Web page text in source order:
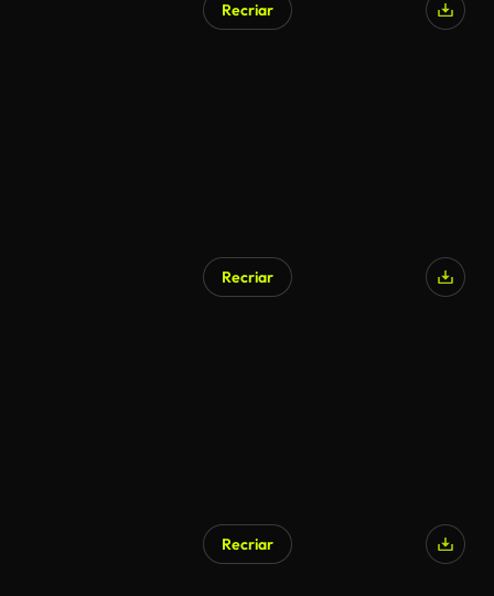
Recriar
Recriar
Recriar